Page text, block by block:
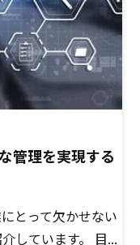
管理を実現する
とって欠かせない
しています。 目...